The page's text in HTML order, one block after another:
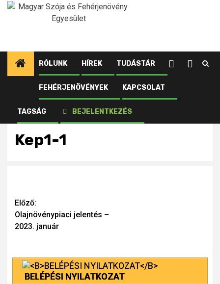
Ugrás
RÓLUNK HÍREK TUDÁSTÁR
FEHÉRJENÖVÉNYEK KAPCSOLAT
TAGSÁG BEJELENTKEZÉS
Kezdőlap
Újdonságok
Kep1-1
Continue
Reading
Előző:
Olajnövénypiaci jelentés –
2023. január
BELÉPÉSI NYILATKOZAT